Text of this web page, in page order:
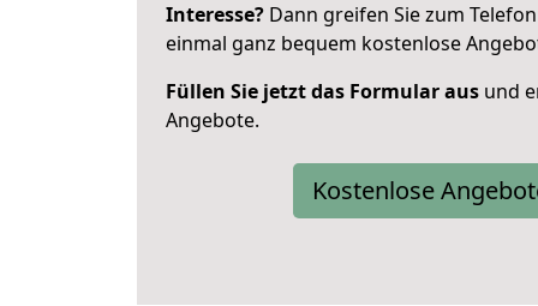
Interesse? Dann greifen Sie zum
einmal ganz bequem kostenlose
Füllen Sie jetzt das Formular aus und
Angebote.
Kostenlose